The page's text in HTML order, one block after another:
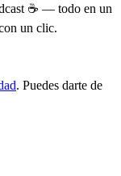
☕ — todo en un
un clic.
. Puedes darte de